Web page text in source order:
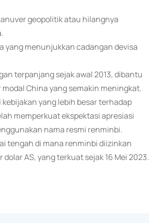
geopolitik atau hilangnya
yang menunjukkan cadangan devisa
terpanjang sejak awal 2013, dibantu
China yang semakin meningkat.
yang lebih besar terhadap
memperkuat ekspektasi apresiasi
nama resmi renminbi.
tengah di mana renminbi diizinkan
AS, yang terkuat sejak 16 Mei 2023.